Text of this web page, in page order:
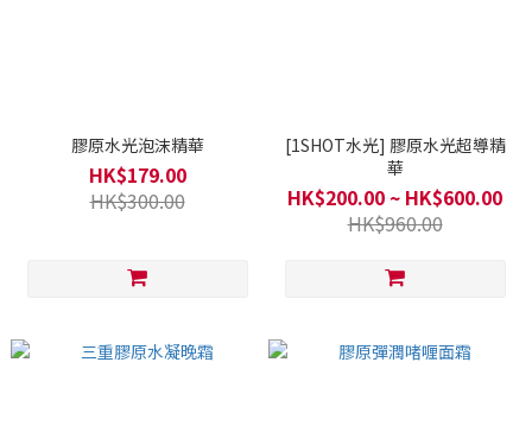
膠原水光泡沫精華
HK$179.00
HK$300.00
[1SHOT水光] 膠原水光超導精
華
HK$200.00 ~ HK$600.00
HK$960.00